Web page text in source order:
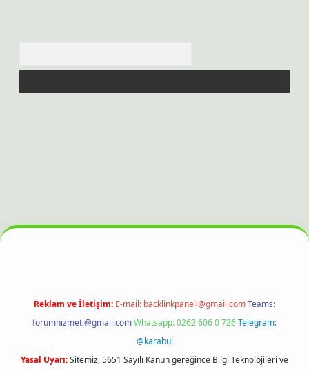
bahis sitesi
Reklam ve İletişim: E-mail: backlinkpaneli@gmail.comTeams:
forumhizmeti@gmail.comWhatsapp: 0262 606 0 726Telegram:
@karabul
Yasal Uyarı:Sitemiz, 5651 Sayılı Kanun gereğince Bilgi Teknolojileri ve